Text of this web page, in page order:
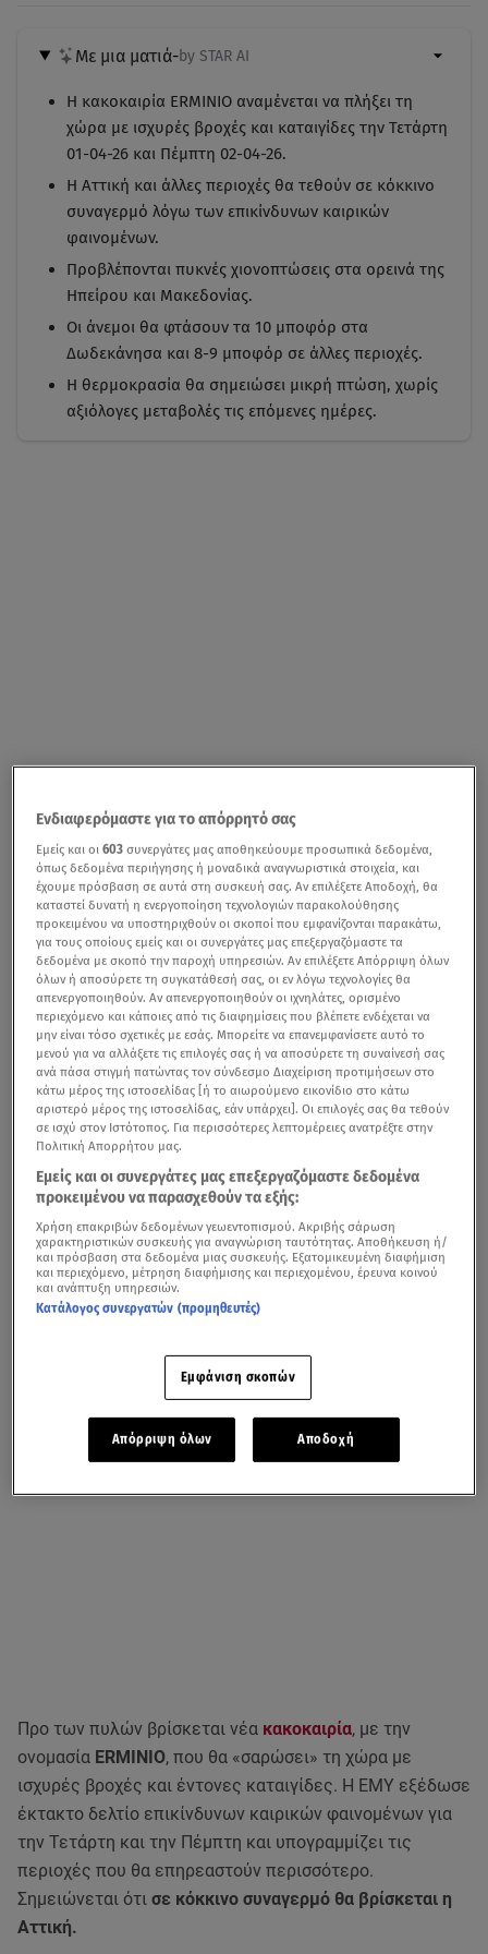
Με μια ματιά-by STAR AI
Η κακοκαιρία ERMINIO αναμένεται να πλήξει τη
χώρα με ισχυρές βροχές και καταιγίδες την Τετάρτη
01-04-26 και Πέμπτη 02-04-26.
Η Αττική και άλλες περιοχές θα τεθούν σε κόκκινο
συναγερμό λόγω των επικίνδυνων καιρικών
φαινομένων.
Προβλέπονται πυκνές χιονοπτώσεις στα ορεινά της
Ηπείρου και Μακεδονίας.
Οι άνεμοι θα φτάσουν τα 10 μποφόρ στα
Δωδεκάνησα και 8-9 μποφόρ σε άλλες περιοχές.
Η θερμοκρασία θα σημειώσει μικρή πτώση, χωρίς
αξιόλογες μεταβολές τις επόμενες ημέρες.
Προ των πυλών βρίσκεται νέα κακοκαιρία, με την
ονομασία ERMINIO, που θα «σαρώσει» τη χώρα με
ισχυρές βροχές και έντονες καταιγίδες. Η ΕΜΥ εξέδωσε
έκτακτο δελτίο επικίνδυνων καιρικών φαινομένων για
την Τετάρτη και την Πέμπτη και υπογραμμίζει τις
περιοχές που θα επηρεαστούν περισσότερο.
Σημειώνεται ότι σε κόκκινο συναγερμό θα βρίσκεται η
Αττική.
Ενδιαφερόμαστε για το απόρρητό σας
Εμείς και οι603 συνεργάτες μας αποθηκεύουμε προσωπικά δεδομένα,
όπως δεδομένα περιήγησης ή μοναδικά αναγνωριστικά στοιχεία, και
έχουμε πρόσβαση σε αυτά στη συσκευή σας. Αν επιλέξετε Αποδοχή, θα
καταστεί δυνατή η ενεργοποίηση τεχνολογιών παρακολούθησης
προκειμένου να υποστηριχθούν οι σκοποί που εμφανίζονται παρακάτω,
για τους οποίους εμείς και οι συνεργάτες μας επεξεργαζόμαστε τα
δεδομένα με σκοπό την παροχή υπηρεσιών. Αν επιλέξετε Απόρριψη όλων
όλων ή αποσύρετε τη συγκατάθεσή σας, οι εν λόγω τεχνολογίες θα
απενεργοποιηθούν. Αν απενεργοποιηθούν οι ιχνηλάτες, ορισμένο
περιεχόμενο και κάποιες από τις διαφημίσεις που βλέπετε ενδέχεται να
μην είναι τόσο σχετικές με εσάς. Μπορείτε να επανεμφανίσετε αυτό το
μενού για να αλλάξετε τις επιλογές σας ή να αποσύρετε τη συναίνεσή σας
ανά πάσα στιγμή πατώντας τον σύνδεσμο Διαχείριση προτιμήσεων στο
κάτω μέρος της ιστοσελίδας [ή το αιωρούμενο εικονίδιο στο κάτω
αριστερό μέρος της ιστοσελίδας, εάν υπάρχει]. Οι επιλογές σας θα τεθούν
σε ισχύ στον Ιστότοπος. Για περισσότερες λεπτομέρειες ανατρέξτε στην
Πολιτική Απορρήτου μας.
Εμείς και οι συνεργάτες μας επεξεργαζόμαστε δεδομένα
προκειμένου να παρασχεθούν τα εξής:
Χρήση επακριβών δεδομένων γεωεντοπισμού. Ακριβής σάρωση
χαρακτηριστικών συσκευής για αναγνώριση ταυτότητας. Αποθήκευση ή/
και πρόσβαση στα δεδομένα μιας συσκευής. Εξατομικευμένη διαφήμιση
και περιεχόμενο, μέτρηση διαφήμισης και περιεχομένου, έρευνα κοινού
και ανάπτυξη υπηρεσιών.
Κατάλογος συνεργατών (προμηθευτές)
Εμφάνιση σκοπών
Απόρριψη όλων Αποδοχή